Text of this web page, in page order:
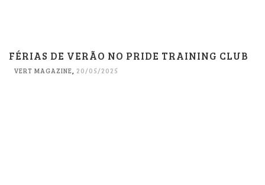
FÉRIAS DE VERÃO NO PRIDE TRAINING CLUB
VERT MAGAZINE, 20/05/2025